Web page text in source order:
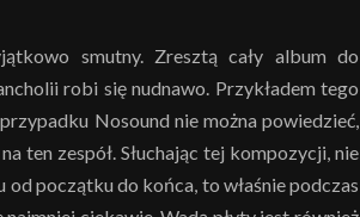
smutny. Zresztą cały album do
robi się nudnawo. Przykładem tego
Nosound nie można powiedzieć,
ten zespół. Słuchając tej kompozycji, nie
od początku do końca, to właśnie podczas